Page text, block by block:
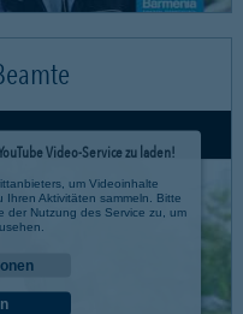
Video-Service zu laden!
um Videoinhalte
Aktivitäten sammeln. Bitte
der Nutzung des Service zu, um